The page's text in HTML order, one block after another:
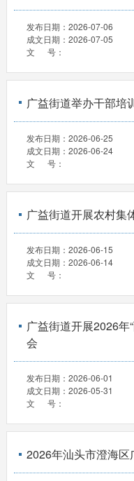
发布日期： 2026-07-06
成文日期： 2026-07-05
文 号：
广益街道举办干部培
发布日期： 2026-06-25
成文日期： 2026-06-24
文 号：
广益街道开展农村集
发布日期： 2026-06-15
成文日期： 2026-06-14
文 号：
广益街道开展2026年
会
发布日期： 2026-06-01
成文日期： 2026-05-31
文 号：
2026年汕头市澄海